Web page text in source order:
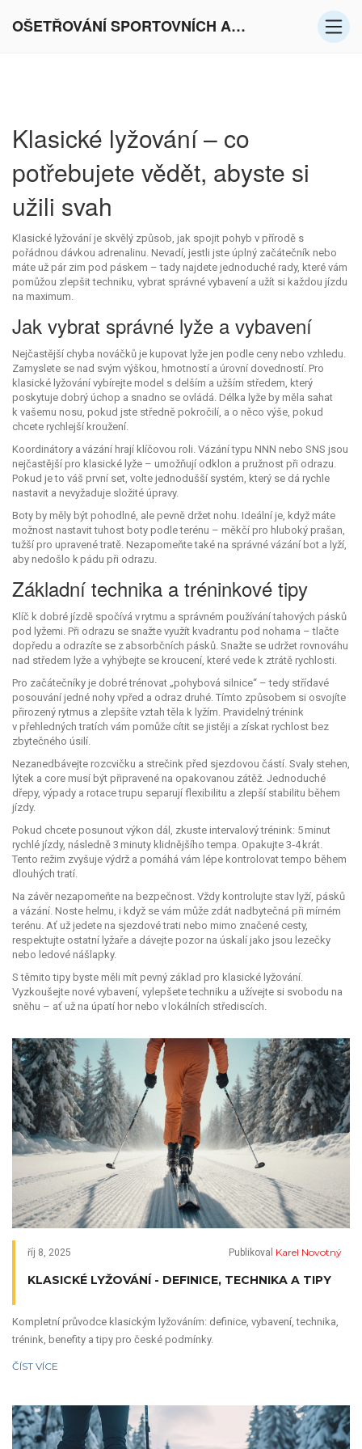
OŠETŘOVÁNÍ SPORTOVNÍCH AKTIVIT V EVROPĚ
Klasické lyžování – co
potřebujete vědět, abyste si
užili svah
Klasické lyžování je skvělý způsob, jak spojit pohyb v přírodě s
pořádnou dávkou adrenalinu. Nevadí, jestli jste úplný začátečník nebo
máte už pár zim pod páskem – tady najdete jednoduché rady, které vám
pomůžou zlepšit techniku, vybrat správné vybavení a užít si každou jízdu
na maximum.
Jak vybrat správné lyže a vybavení
Nejčastější chyba nováčků je kupovat lyže jen podle ceny nebo vzhledu.
Zamyslete se nad svým výškou, hmotností a úrovní dovedností. Pro
klasické lyžování vybírejte model s delším a užším středem, který
poskytuje dobrý úchop a snadno se ovládá. Délka lyže by měla sahat
k vašemu nosu, pokud jste středně pokročilí, a o něco výše, pokud
chcete rychlejší kroužení.
Koordinátory a vázání hrají klíčovou roli. Vázání typu NNN nebo SNS jsou
nejčastější pro klasické lyže – umožňují odklon a pružnost při odrazu.
Pokud je to váš první set, volte jednodušší systém, který se dá rychle
nastavit a nevyžaduje složité úpravy.
Boty by měly být pohodlné, ale pevně držet nohu. Ideální je, když máte
možnost nastavit tuhost boty podle terénu – měkčí pro hluboký prašan,
tužší pro upravené tratě. Nezapomeňte také na správné vázání bot a lyží,
aby nedošlo k pádu při odrazu.
Základní technika a tréninkové tipy
Klíč k dobré jízdě spočívá v rytmu a správném používání tahových pásků
pod lyžemi. Při odrazu se snažte využít kvadrantu pod nohama – tlačte
dopředu a odrazíte se z absorbčních pásků. Snažte se udržet rovnováhu
nad středem lyže a vyhýbejte se kroucení, které vede k ztrátě rychlosti.
Pro začátečníky je dobré trénovat „pohybová silnice“ – tedy střídavé
posouvání jedné nohy vpřed a odraz druhé. Tímto způsobem si osvojíte
přirozený rytmus a zlepšíte vztah těla k lyžím. Pravidelný trénink
v přehledných tratích vám pomůže cítit se jistěji a získat rychlost bez
zbytečného úsilí.
Nezanedbávejte rozcvičku a strečink před sjezdovou částí. Svaly stehen,
lýtek a core musí být připravené na opakovanou zátěž. Jednoduché
dřepy, výpady a rotace trupu separují flexibilitu a zlepší stabilitu během
jízdy.
Pokud chcete posunout výkon dál, zkuste intervalový trénink: 5 minut
rychlé jízdy, následně 3 minuty klidnějšího tempa. Opakujte 3‑4 krát.
Tento režim zvyšuje výdrž a pomáhá vám lépe kontrolovat tempo během
dlouhých tratí.
Na závěr nezapomeňte na bezpečnost. Vždy kontrolujte stav lyží, pásků
a vázání. Noste helmu, i když se vám může zdát nadbytečná při mírném
terénu. Ať už jedete na sjezdové trati nebo mimo značené cesty,
respektujte ostatní lyžaře a dávejte pozor na úskalí jako jsou lezečky
nebo ledové nášlapky.
S těmito tipy byste měli mít pevný základ pro klasické lyžování.
Vyzkoušejte nové vybavení, vylepšete techniku a užívejte si svobodu na
sněhu – ať už na úpatí hor nebo v lokálních střediscích.
říj 8, 2025 Publikoval Karel Novotný
KLASICKÉ LYŽOVÁNÍ - DEFINICE, TECHNIKA A TIPY
Kompletní průvodce klasickým lyžováním: definice, vybavení, technika,
trénink, benefity a tipy pro české podmínky.
ČÍST VÍCE